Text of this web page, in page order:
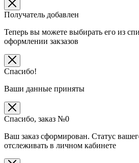
Получатель добавлен
Теперь вы можете выбирать его из
оформлении закзазов
Спасибо!
Ваши данные приняты
Спасибо, заказ №0
Ваш заказ сформирован. Статус
отслеживать в личном кабинете